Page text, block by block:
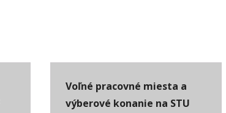
Voľné pracovné miesta a
výberové konanie na STU